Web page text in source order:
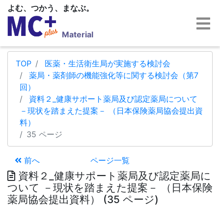
よむ、つかう、まなぶ。
Material
TOP
医薬・生活衛生局が実施する検討会
薬局・薬剤師の機能強化等に関する検討会（第7
回）
資料２_健康サポート薬局及び認定薬局について
－現状を踏まえた提案－ （日本保険薬局協会提出資
料）
35 ページ
前へ ページ一覧
資料２_健康サポート薬局及び認定薬局に
ついて －現状を踏まえた提案－ （日本保険
薬局協会提出資料） (35 ページ)